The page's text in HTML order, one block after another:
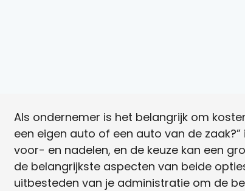
Als ondernemer is het belangrijk om
een eigen auto of een auto van de
voor- en nadelen, en de keuze kan een
de belangrijkste aspecten van beide
uitbesteden van je administratie om de